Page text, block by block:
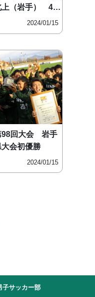
上（岩手） 48
2024/01/15
98回大会 岩手
大会初優勝
2024/01/15
子サッカー部